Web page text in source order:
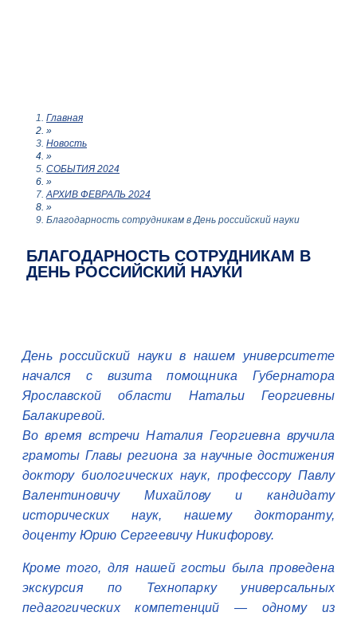
Главная
»
Новость
»
СОБЫТИЯ 2024
»
АРХИВ ФЕВРАЛЬ 2024
»
Благодарность сотрудникам в День российский науки
БЛАГОДАРНОСТЬ СОТРУДНИКАМ В
ДЕНЬ РОССИЙСКИЙ НАУКИ
День российский науки в нашем университете
начался с визита помощника Губернатора
Ярославской области Натальи Георгиевны
Балакиревой.
Во время встречи Наталия Георгиевна вручила
грамоты Главы региона за научные достижения
доктору биологических наук, профессору Павлу
Валентиновичу Михайлову и кандидату
исторических наук, нашему докторанту,
доценту Юрию Сергеевичу Никифорову.
Кроме того, для нашей гостьи была проведена
экскурсия по Технопарку универсальных
педагогических компетенций — одному из